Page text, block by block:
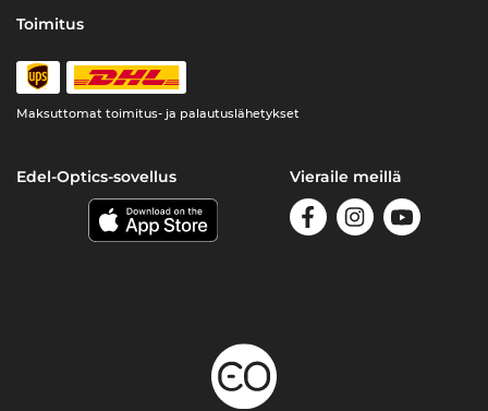
Toimitus
Maksuttomat toimitus- ja palautuslähetykset
Edel-Optics-sovellus Vieraile meillä